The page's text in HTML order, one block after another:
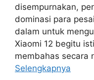
disempurnakan,
dominasi para
dalam untuk
Xiaomi 12 begitu
membahas secara
Selengkapnya